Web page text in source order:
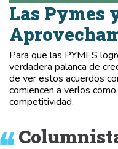
Las Pymes
Para que las PYMES
verdadera palanca de
de ver estos acuerdos
comiencen a verlos
competitividad.